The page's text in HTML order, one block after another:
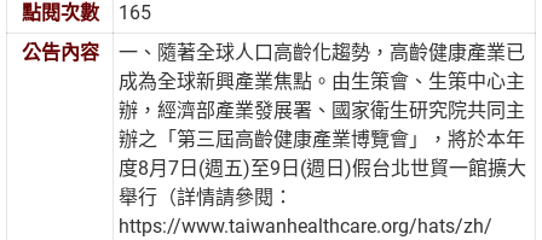
點閱次數
165
公告內容
一、隨著全球人口高齡化趨勢，高齡健康產業已
成為全球新興產業焦點。由生策會、生策中心主
辦，經濟部產業發展署、國家衛生研究院共同主
辦之「第三屆高齡健康產業博覽會」，將於本年
度8月7日(週五)至9日(週日)假台北世貿一館擴大
舉行（詳情請參閱：
https://www.taiwanhealthcare.org/hats/zh/